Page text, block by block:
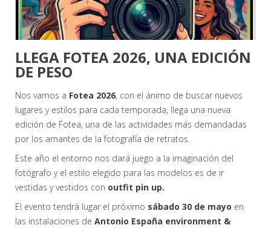
LLEGA FOTEA 2026, UNA EDICIÓN
DE PESO
Nos vamos a Fotea 2026, con el ánimo de buscar nuevos
lugares y estilos para cada temporada, llega una nueva
edición de Fotea, una de las actividades más demandadas
por los amantes de la fotografía de retratos.
Este año el entorno nos dará juego a la imaginación del
fotógrafo y el estilo elegido para las modelos es de ir
vestidas y vestidos con outfit pin up.
El evento tendrá lugar el próximo sábado 30 de mayo en
las instalaciones de Antonio España environment &